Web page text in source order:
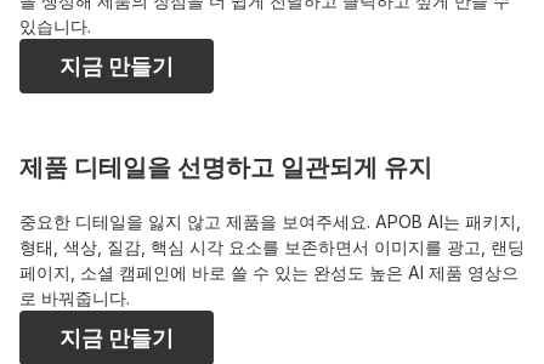
있습니다.
지금 만들기
제품 디테일을 선명하고 일관되게 유지
중요한 디테일을 잃지 않고 제품을 보여주세요. APOB AI는 패키지,
형태, 색상, 질감, 핵심 시각 요소를 보존하면서 이미지를 광고, 랜딩
페이지, 소셜 캠페인에 바로 쓸 수 있는 완성도 높은 AI 제품 영상으
로 바꿔줍니다.
지금 만들기